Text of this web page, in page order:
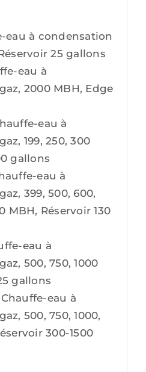
eau à condensation
25 gallons
eau à
2000 MBH, Edge
eau à
199, 250, 300
gallons
eau à
399, 500, 600,
MBH, Réservoir 130
eau à
500, 750, 1000
gallons
eau à
500, 750, 1000,
300-1500